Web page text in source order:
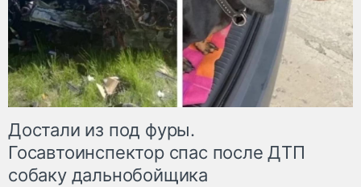
Достали из под фуры.
Госавтоинспектор спас после ДТП
собаку дальнобойщика